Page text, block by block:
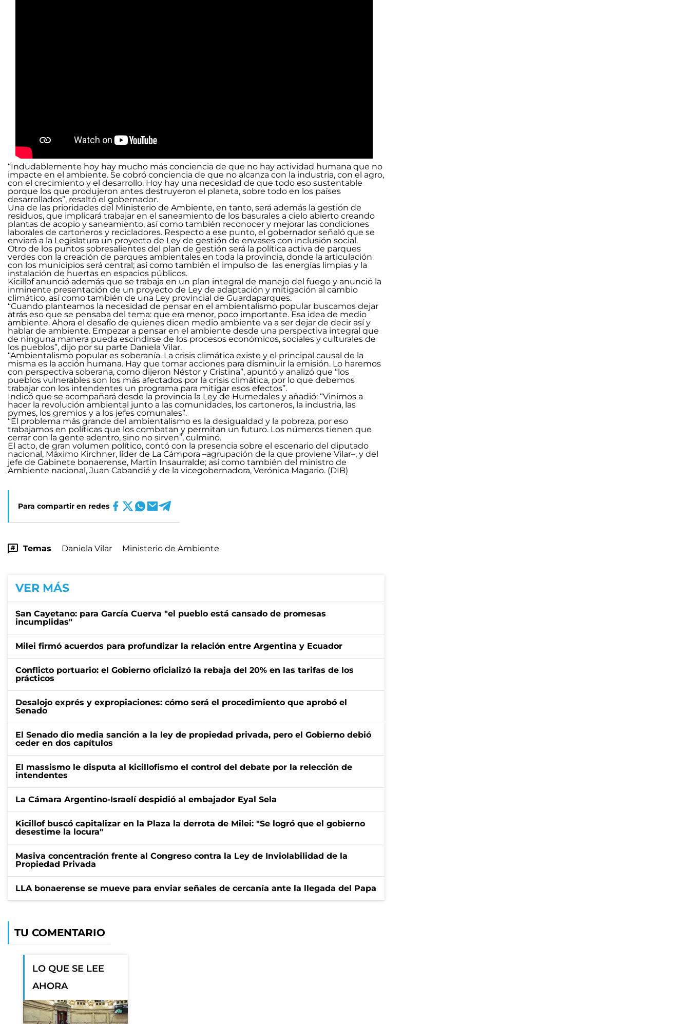
“Indudablemente hoy hay mucho más conciencia de que no hay actividad humana que no
impacte en el ambiente. Se cobró conciencia de que no alcanza con la industria, con el agro,
con el crecimiento y el desarrollo. Hoy hay una necesidad de que todo eso sustentable
porque los que produjeron antes destruyeron el planeta, sobre todo en los países
desarrollados”, resaltó el gobernador.
Una de las prioridades del Ministerio de Ambiente, en tanto, será además la gestión de
residuos, que implicará trabajar en el saneamiento de los basurales a cielo abierto creando
plantas de acopio y saneamiento, así como también reconocer y mejorar las condiciones
laborales de cartoneros y recicladores. Respecto a ese punto, el gobernador señaló que se
enviará a la Legislatura un proyecto de Ley de gestión de envases con inclusión social.
Otro de los puntos sobresalientes del plan de gestión será la política activa de parques
verdes con la creación de parques ambientales en toda la provincia, donde la articulación
con los municipios será central; así como también el impulso de las energías limpias y la
instalación de huertas en espacios públicos.
Kicillof anunció además que se trabaja en un plan integral de manejo del fuego y anunció la
inminente presentación de un proyecto de Ley de adaptación y mitigación al cambio
climático, así como también de una Ley provincial de Guardaparques.
“Cuando planteamos la necesidad de pensar en el ambientalismo popular buscamos dejar
atrás eso que se pensaba del tema: que era menor, poco importante. Esa idea de medio
ambiente. Ahora el desafío de quienes dicen medio ambiente va a ser dejar de decir así y
hablar de ambiente. Empezar a pensar en el ambiente desde una perspectiva integral que
de ninguna manera pueda escindirse de los procesos económicos, sociales y culturales de
los pueblos”, dijo por su parte Daniela Vilar.
“Ambientalismo popular es soberanía. La crisis climática existe y el principal causal de la
misma es la acción humana. Hay que tomar acciones para disminuir la emisión. Lo haremos
con perspectiva soberana, como dijeron Néstor y Cristina”, apuntó y analizó que “los
pueblos vulnerables son los más afectados por la crisis climática, por lo que debemos
trabajar con los intendentes un programa para mitigar esos efectos”.
Indicó que se acompañará desde la provincia la Ley de Humedales y añadió: “Vinimos a
hacer la revolución ambiental junto a las comunidades, los cartoneros, la industria, las
pymes, los gremios y a los jefes comunales”.
“El problema más grande del ambientalismo es la desigualdad y la pobreza, por eso
trabajamos en políticas que los combatan y permitan un futuro. Los números tienen que
cerrar con la gente adentro, sino no sirven”, culminó.
El acto, de gran volumen político, contó con la presencia sobre el escenario del diputado
nacional, Máximo Kirchner, líder de La Cámpora –agrupación de la que proviene Vilar–, y del
jefe de Gabinete bonaerense, Martín Insaurralde; así como también del ministro de
Ambiente nacional, Juan Cabandié y de la vicegobernadora, Verónica Magario. (DIB)
Para compartir en redes
Temas Daniela Vilar Ministerio de Ambiente
VER MÁS
San Cayetano: para García Cuerva "el pueblo está cansado de promesas
incumplidas"
Milei firmó acuerdos para profundizar la relación entre Argentina y Ecuador
Conflicto portuario: el Gobierno oficializó la rebaja del 20% en las tarifas de los
prácticos
Desalojo exprés y expropiaciones: cómo será el procedimiento que aprobó el
Senado
El Senado dio media sanción a la ley de propiedad privada, pero el Gobierno debió
ceder en dos capítulos
El massismo le disputa al kicillofismo el control del debate por la relección de
intendentes
La Cámara Argentino-Israelí despidió al embajador Eyal Sela
Kicillof buscó capitalizar en la Plaza la derrota de Milei: "Se logró que el gobierno
desestime la locura"
Masiva concentración frente al Congreso contra la Ley de Inviolabilidad de la
Propiedad Privada
LLA bonaerense se mueve para enviar señales de cercanía ante la llegada del Papa
TU COMENTARIO
LO QUE SE LEE
AHORA